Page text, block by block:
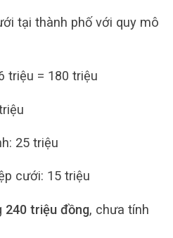
tại thành phố với quy mô
triệu = 180 triệu
25 triệu
cưới: 15 triệu
240 triệu đồng, chưa tính